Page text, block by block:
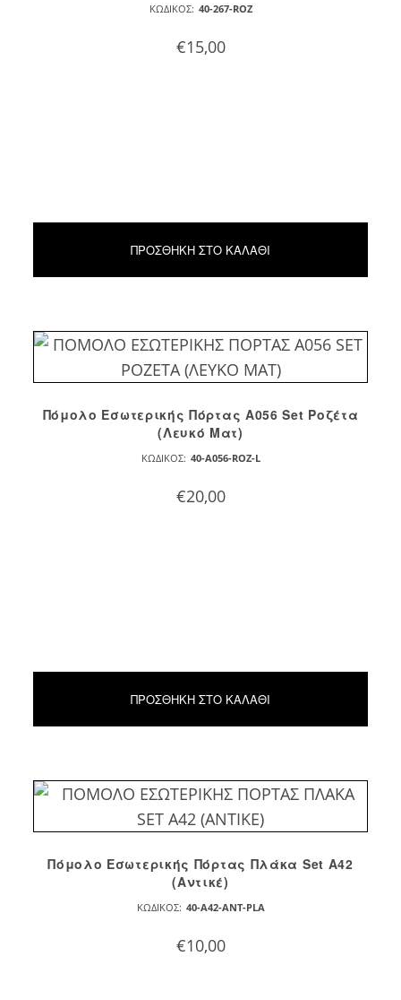
ΚΩΔΙΚΌΣ: 40-267-ROZ
€15,00
ΠΡΟΣΘΉΚΗ ΣΤΟ ΚΑΛΆΘΙ
Πόμολο Εσωτερικής Πόρτας Α056 Set Ροζέτα
(Λευκό Ματ)
ΚΩΔΙΚΌΣ: 40-A056-ROZ-L
€20,00
ΠΡΟΣΘΉΚΗ ΣΤΟ ΚΑΛΆΘΙ
Πόμολο Εσωτερικής Πόρτας Πλάκα Set A42
(Αντικέ)
ΚΩΔΙΚΌΣ: 40-A42-ANT-PLA
€10,00